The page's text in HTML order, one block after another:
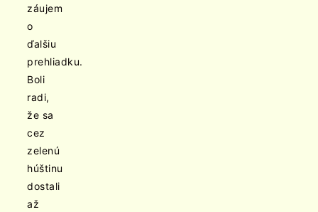
záujem
o
ďalšiu
prehliadku.
Boli
radi,
že sa
cez
zelenú
húštinu
dostali
až